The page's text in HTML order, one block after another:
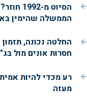
הסיוט
הממשלה שהימין
החלטה נכונה,
חסרות אונים מול
רע מכדי להיות
מעזה